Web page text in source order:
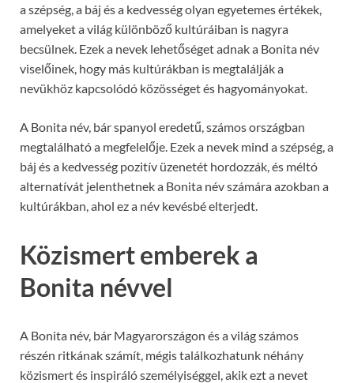
a szépség, a báj és a kedvesség olyan egyetemes értékek,
amelyeket a világ különböző kultúráiban is nagyra
becsülnek. Ezek a nevek lehetőséget adnak a Bonita név
viselőinek, hogy más kultúrákban is megtalálják a
nevükhöz kapcsolódó közösséget és hagyományokat.
A Bonita név, bár spanyol eredetű, számos országban
megtalálható a megfelelője. Ezek a nevek mind a szépség, a
báj és a kedvesség pozitív üzenetét hordozzák, és méltó
alternatívát jelenthetnek a Bonita név számára azokban a
kultúrákban, ahol ez a név kevésbé elterjedt.
Közismert emberek a
Bonita névvel
A Bonita név, bár Magyarországon és a világ számos
részén ritkának számít, mégis találkozhatunk néhány
közismert és inspiráló személyiséggel, akik ezt a nevet